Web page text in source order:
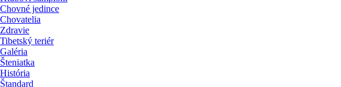
Chovné jedince
Chovatelia
Zdravie
Tibetský teriér
Galéria
Šteniatka
História
Štandard